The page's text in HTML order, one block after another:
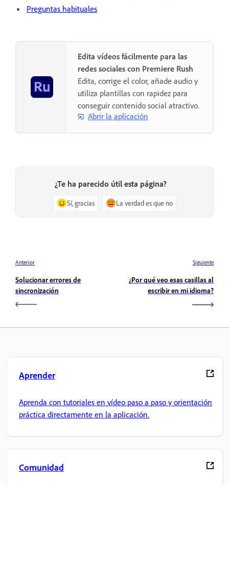
Preguntas habituales
Edita vídeos fácilmente para las
redes sociales con Premiere Rush
Edita, corrige el color, añade audio y
utiliza plantillas con rapidez para
conseguir contenido social atractivo.
Abrir la aplicación
¿Te ha parecido útil esta página?
Sí, gracias La verdad es que no
Anterior
Solucionar errores de
sincronización
Siguiente
¿Por qué veo esas casillas al
escribir en mi idioma?
Aprender
Aprenda con tutoriales en vídeo paso a paso y orientación
práctica directamente en la aplicación.
Comunidad